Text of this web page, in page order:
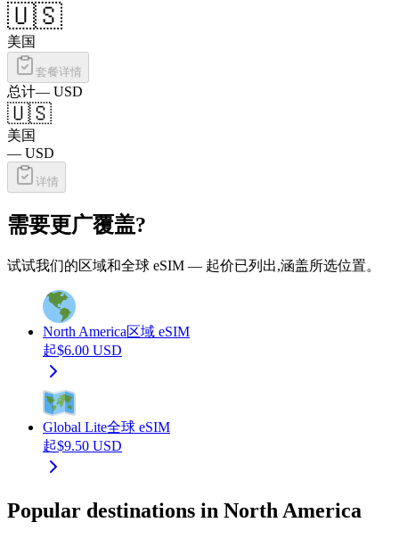
🇺🇸
美国
套餐详情
总计— USD
🇺🇸
美国
— USD
详情
需要更广覆盖?
试试我们的区域和全球 eSIM — 起价已列出,涵盖所选位置。
North America区域 eSIM
起$6.00 USD
Global Lite全球 eSIM
起$9.50 USD
Popular destinations in North America